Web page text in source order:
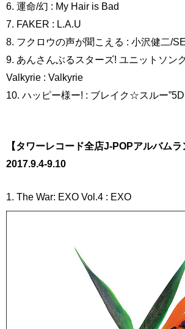
6. 運命/幻 : My Hair is Bad
7. FAKER : L.A.U
8. フクロウの声が聞こえる : 小沢健二/
9. あんさんぶるスターズ! ユニットソン
Valkyrie : Valkyrie
10. ハッピー様ー! : ブレイク☆スルー”5D
【タワーレコード全店J-POPアルバムラ
2017.9.4-9.10
1. The War: EXO Vol.4 : EXO